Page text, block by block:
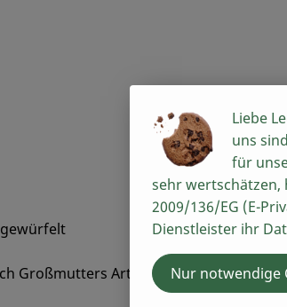
gewürfelt
Großmutters Art, aber nach
Liebe
uns
für
sehr wertschätzen,
2009/136/EG (E-
Dienstleister ihr
Nur notwendige